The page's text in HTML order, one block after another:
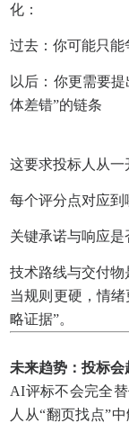
化：
过去：你可能只能
以后：你更需要
体差错”的链条
这要求投标人从一
每个评分点对应
关键承诺与响应
技术路线与交付
当规则更硬，情
略证据”。
未来趋势：投标
AI评标不会完全
人从“翻页找点”